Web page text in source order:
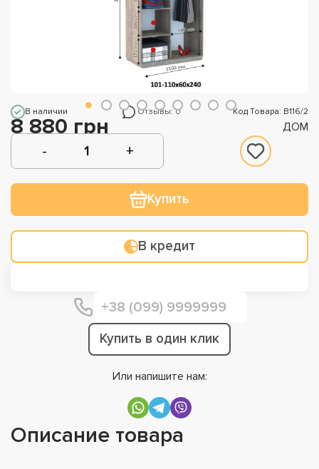
В наличии Отзывы: 0 Код Товара: В116/2
8 880 грн ДОМ
Купить
В кредит
Купить в один клик
Или напишите нам:
Описание товара